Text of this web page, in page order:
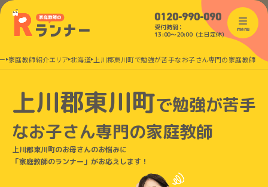
0120-990-090
受付時間：
13:00〜20:00（土日定休）
menu
家庭教師紹介エリア 北海道 上川郡東川町で勉強が苦手なお子さん専門の家庭教師
上川郡東川町で勉強が苦手
なお子さん専門の家庭教師
上川郡東川町のお母さんのお悩みに
「家庭教師のランナー」がお応えします！